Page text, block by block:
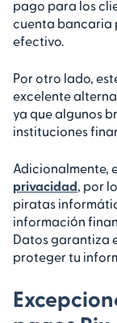
pago para los
cuenta bancaria
efectivo.
Por otro lado,
excelente
ya que algunos
instituciones
Adicionalmente,
privacidad , por
piratas
información
Datos garantiza
proteger tu